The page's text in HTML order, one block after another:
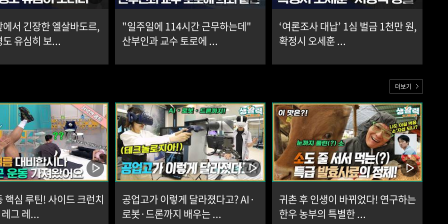
서 긴장한 엘살바도르,
유심히 보...
"일주일에 114시간 근무하는데"
산부인과 교수 토로에 ...
‘여론조사 대납’ 1심 벌금 1천만 원,
확정시 오세훈 ...
더보기
핵심 루틴! 사이드 크런치
그 레...
공업고가 이렇게 달라졌다고? AI·
로봇·드론까지 배우는 ...
귀촌 후 인생이 바뀌었다! 연구하는
한우 농부의 특별한 ...